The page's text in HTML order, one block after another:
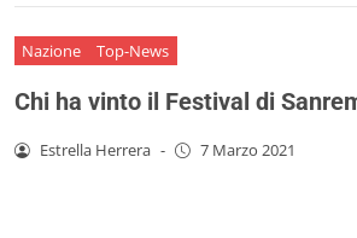
Nazione Top-News
Chi ha vinto il Festival di
Estrella Herrera - 7 Marzo 2021